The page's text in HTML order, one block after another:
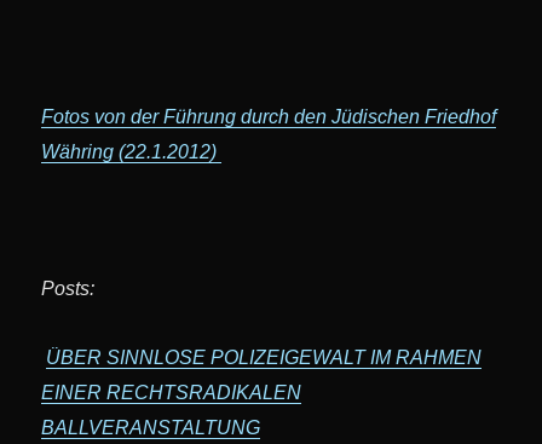
Fotos von der Führung durch den Jüdischen Friedhof
Währing (22.1.2012)
Posts:
ÜBER SINNLOSE POLIZEIGEWALT IM RAHMEN
EINER RECHTSRADIKALEN
BALLVERANSTALTUNG